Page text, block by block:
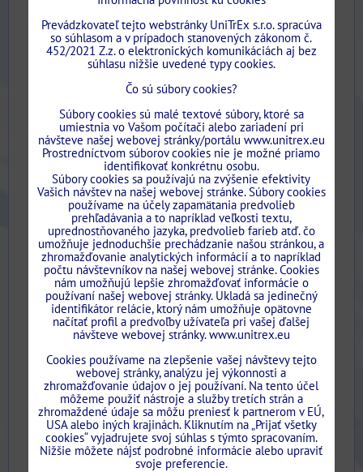
Pri nákupe stavebného puzdra UNITREX DUO
dostanete v cene 2X kompletný ABS SYSTEM "tichý
doraz"...
Dostupnosť:Na objednávku
od 490,03 €s DPH
od 612,54 €s DPH Zľava 20%
VYBERTE VARIANT
Adaptéry
Adaptéry na montáž drevenej zárubne pre posuvné
Prevádzkovateľ tejto webstránky UniTrEx s.r.o. spracúva
so súhlasom a v prípadoch stanovených zákonom č.
452/2021 Z.z. o elektronických komunikáciách aj bez
súhlasu nižšie uvedené typy cookies.
Čo sú súbory cookies?
Súbory cookies sú malé textové súbory, ktoré sa
umiestnia vo Vašom počítači alebo zariadení pri
návšteve našej webovej stránky/portálu www.unitrex.eu
Prostredníctvom súborov cookies nie je možné priamo
identifikovať konkrétnu osobu.
Súbory cookies sa používajú na zvýšenie efektivity
Vašich návštev na našej webovej stránke. Súbory cookies
používame na účely zapamätania predvolieb
prehľadávania a to napríklad veľkosti textu,
uprednostňovaného jazyka, predvolieb farieb atď. čo
umožňuje jednoduchšie prechádzanie našou stránkou, a
zhromažďovanie analytických informácií a to napríklad
počtu návštevníkov na našej webovej stránke. Cookies
nám umožňujú lepšie zhromažďovať informácie o
používaní našej webovej stránky. Ukladá sa jedinečný
identifikátor relácie, ktorý nám umožňuje opätovne
načítať profil a predvoľby užívateľa pri vašej ďalšej
návšteve webovej stránky. www.unitrex.eu
Cookies používame na zlepšenie vašej návštevy tejto
webovej stránky, analýzu jej výkonnosti a
zhromažďovanie údajov o jej používaní. Na tento účel
môžeme použiť nástroje a služby tretích strán a
zhromaždené údaje sa môžu preniesť k partnerom v EÚ,
USA alebo iných krajinách. Kliknutím na „Prijať všetky
cookies“ vyjadrujete svoj súhlas s týmto spracovaním.
Nižšie môžete nájsť podrobné informácie alebo upraviť
svoje preferencie.